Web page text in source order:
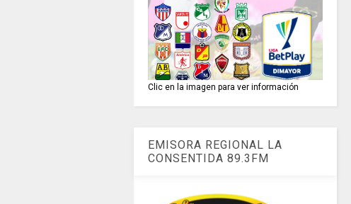
Clic en la imagen para ver información
EMISORA REGIONAL LA
CONSENTIDA 89.3FM